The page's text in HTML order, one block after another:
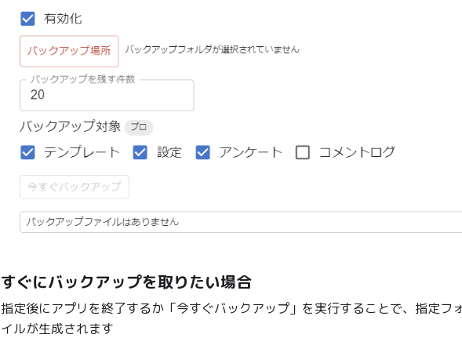
すぐにバックアップを取りたい場合
指定後にアプリを終了するか「今すぐバックアップ」を実行することで、指定フ
イルが生成されます